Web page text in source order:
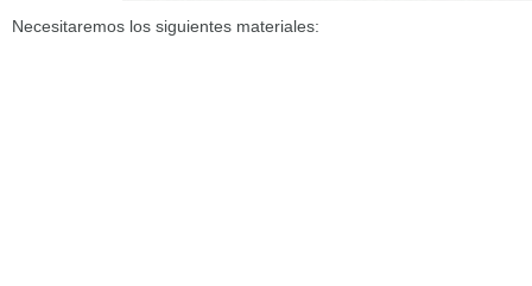
Necesitaremos los siguientes materiales: